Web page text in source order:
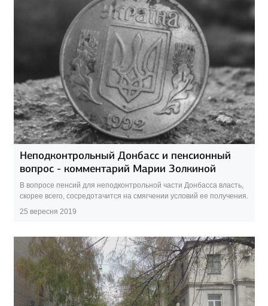
Неподконтрольный Донбасс и пенсионный
вопрос - комментарий Марии Золкиной
В вопросе пенсий для неподконтрольной части Донбасса власть,
скорее всего, сосредотачится на смягчении условий ее получения.
25 вересня 2019